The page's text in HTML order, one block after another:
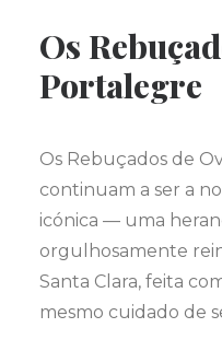
Os
Portalegre
Os Rebuçados de
continuam a ser a
icónica — uma
orgulhosamente
Santa Clara, feita
mesmo cuidado de